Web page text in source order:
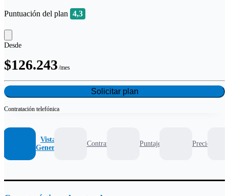
Puntuación del plan 4,3
Desde
$126.243 /mes
Solicitar plan
Contratación telefónica
Vista
General
Contrato Puntaje Precio